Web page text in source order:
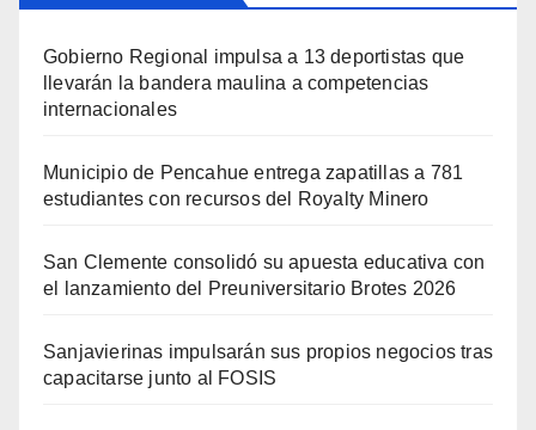
Gobierno Regional impulsa a 13 deportistas que
llevarán la bandera maulina a competencias
internacionales
Municipio de Pencahue entrega zapatillas a 781
estudiantes con recursos del Royalty Minero
San Clemente consolidó su apuesta educativa con
el lanzamiento del Preuniversitario Brotes 2026
Sanjavierinas impulsarán sus propios negocios tras
capacitarse junto al FOSIS